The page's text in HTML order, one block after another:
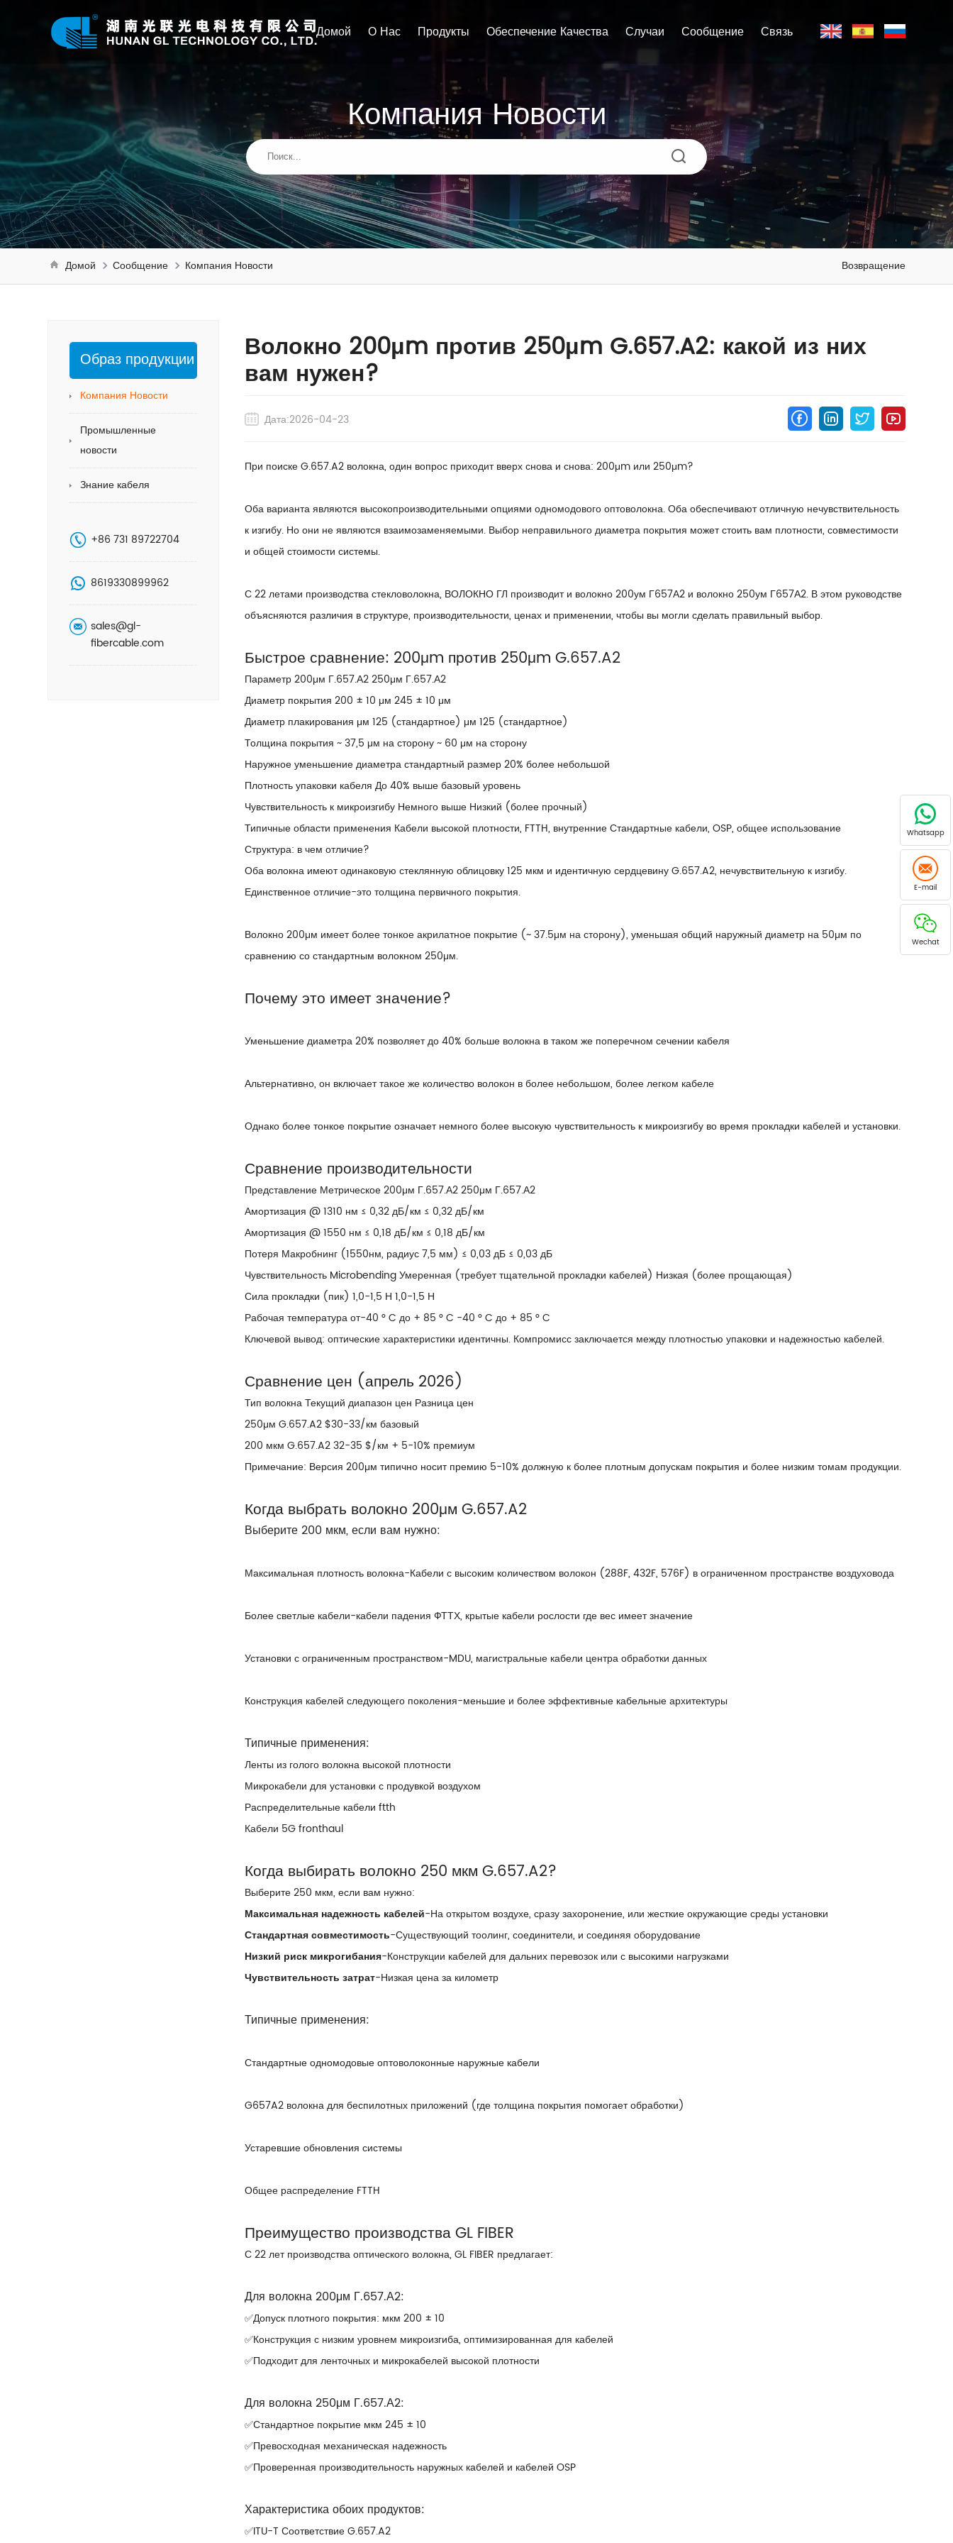
Домой О Нас Продукты Обеспечение Качества Случаи Сообщение Связь
Компания Новости
Возвращение
Домой Сообщение Компания Новости
Образ продукции
Компания Новости
Промышленные
новости
Знание кабеля
+86 731 89722704
8619330899962
sales@gl-
fibercable.com
Волокно 200μm против 250μm G.657.A2: какой из них
вам нужен?
Дата:2026-04-23
При поиске G.657.A2 волокна, один вопрос приходит вверх снова и снова: 200μm или 250μm?
Оба варианта являются высокопроизводительными опциями одномодового оптоволокна. Оба обеспечивают отличную нечувствительность
к изгибу. Но они не являются взаимозаменяемыми. Выбор неправильного диаметра покрытия может стоить вам плотности, совместимости
и общей стоимости системы.
С 22 летами производства стекловолокна, ВОЛОКНО ГЛ производит и волокно 200ум Г657А2 и волокно 250ум Г657А2. В этом руководстве
объясняются различия в структуре, производительности, ценах и применении, чтобы вы могли сделать правильный выбор.
Быстрое сравнение: 200μm против 250μm G.657.A2
Параметр 200μм Г.657.А2 250μм Г.657.А2
Диаметр покрытия 200 ± 10 μм 245 ± 10 μм
Диаметр плакирования μм 125 (стандартное) μм 125 (стандартное)
Толщина покрытия ~ 37,5 μм на сторону ~ 60 μм на сторону
Наружное уменьшение диаметра стандартный размер 20% более небольшой
Плотность упаковки кабеля До 40% выше базовый уровень
Чувствительность к микроизгибу Немного выше Низкий (более прочный)
Типичные области применения Кабели высокой плотности, FTTH, внутренние Стандартные кабели, OSP, общее использование
Структура: в чем отличие?
Оба волокна имеют одинаковую стеклянную облицовку 125 мкм и идентичную сердцевину G.657.A2, нечувствительную к изгибу.
Единственное отличие-это толщина первичного покрытия.
Волокно 200μм имеет более тонкое акрилатное покрытие (~ 37.5μм на сторону), уменьшая общий наружный диаметр на 50μм по
сравнению со стандартным волокном 250μм.
Почему это имеет значение?
Уменьшение диаметра 20% позволяет до 40% больше волокна в таком же поперечном сечении кабеля
Альтернативно, он включает такое же количество волокон в более небольшом, более легком кабеле
Однако более тонкое покрытие означает немного более высокую чувствительность к микроизгибу во время прокладки кабелей и установки.
Сравнение производительности
Представление Метрическое 200μм Г.657.А2 250μм Г.657.А2
Амортизация @ 1310 нм ≤ 0,32 дБ/км ≤ 0,32 дБ/км
Амортизация @ 1550 нм ≤ 0,18 дБ/км ≤ 0,18 дБ/км
Потеря Макробнинг (1550нм, радиус 7,5 мм) ≤ 0,03 дБ ≤ 0,03 дБ
Чувствительность Microbending Умеренная (требует тщательной прокладки кабелей) Низкая (более прощающая)
Сила прокладки (пик) 1,0-1,5 Н 1,0-1,5 Н
Рабочая температура от-40 ° C до + 85 ° C -40 ° C до + 85 ° C
Ключевой вывод: оптические характеристики идентичны. Компромисс заключается между плотностью упаковки и надежностью кабелей.
Сравнение цен (апрель 2026)
Тип волокна Текущий диапазон цен Разница цен
250μм G.657.A2 $30-33/км базовый
200 мкм G.657.A2 32-35 $/км + 5-10% премиум
Примечание: Версия 200μм типично носит премию 5-10% должную к более плотным допускам покрытия и более низким томам продукции.
Когда выбрать волокно 200μм G.657.A2
Выберите 200 мкм, если вам нужно:
Максимальная плотность волокна-Кабели с высоким количеством волокон (288F, 432F, 576F) в ограниченном пространстве воздуховода
Более светлые кабели-кабели падения ФТТХ, крытые кабели рослости где вес имеет значение
Установки с ограниченным пространством-MDU, магистральные кабели центра обработки данных
Конструкция кабелей следующего поколения-меньшие и более эффективные кабельные архитектуры
Типичные применения:
Ленты из голого волокна высокой плотности
Микрокабели для установки с продувкой воздухом
Распределительные кабели ftth
Кабели 5G fronthaul
Когда выбирать волокно 250 мкм G.657.A2?
Выберите 250 мкм, если вам нужно:
Максимальная надежность кабелей-На открытом воздухе, сразу захоронение, или жесткие окружающие среды установки
Стандартная совместимость-Существующий тоолинг, соединители, и соединяя оборудование
Низкий риск микрогибания-Конструкции кабелей для дальних перевозок или с высокими нагрузками
Чувствительность затрат-Низкая цена за километр
Типичные применения:
Стандартные одномодовые оптоволоконные наружные кабели
G657A2 волокна для беспилотных приложений (где толщина покрытия помогает обработки)
Устаревшие обновления системы
Общее распределение FTTH
Преимущество производства GL FIBER
С 22 лет производства оптического волокна, GL FIBER предлагает:
Для волокна 200μм Г.657.А2:
✅Допуск плотного покрытия: мкм 200 ± 10
✅Конструкция с низким уровнем микроизгиба, оптимизированная для кабелей
✅Подходит для ленточных и микрокабелей высокой плотности
Для волокна 250μм Г.657.А2:
✅Стандартное покрытие мкм 245 ± 10
✅Превосходная механическая надежность
✅Проверенная производительность наружных кабелей и кабелей OSP
Характеристика обоих продуктов:
✅ITU-T Соответствие G.657.A2
Whatsapp
E-mail
Wechat